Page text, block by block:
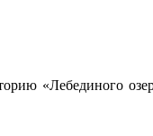
«Лебединого